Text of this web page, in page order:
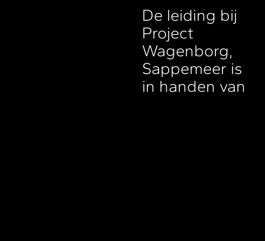
De leiding bij
Project
Wagenborg,
Sappemeer is
in handen van